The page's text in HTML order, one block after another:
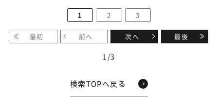
1 2 3
最初 前へ 次へ 最後
1 /3
検索TOPへ戻る